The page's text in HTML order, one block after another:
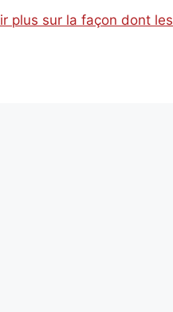
plus sur la façon dont les